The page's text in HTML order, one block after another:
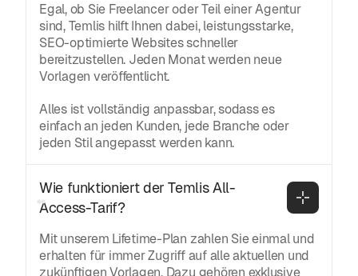
Egal, ob Sie Freelancer oder Teil einer Agentur
sind, Temlis hilft Ihnen dabei, leistungsstarke,
SEO-optimierte Websites schneller
bereitzustellen. Jeden Monat werden neue
Vorlagen veröffentlicht.
Alles ist vollständig anpassbar, sodass es
einfach an jeden Kunden, jede Branche oder
jeden Stil angepasst werden kann.
Wie funktioniert der Temlis All-
Access-Tarif?
Mit unserem Lifetime-Plan zahlen Sie einmal und
erhalten für immer Zugriff auf alle aktuellen und